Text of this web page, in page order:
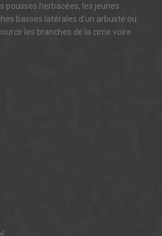
pousses herbacées, les jeunes
basses latérales d’un arbuste ou
les branches de la cime voire